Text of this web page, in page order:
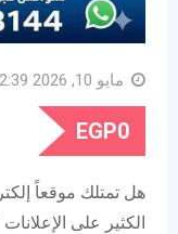
مايو 10, 2026 12:39 ص
EGP0
هل تمتلك موقعاً
الكثير على